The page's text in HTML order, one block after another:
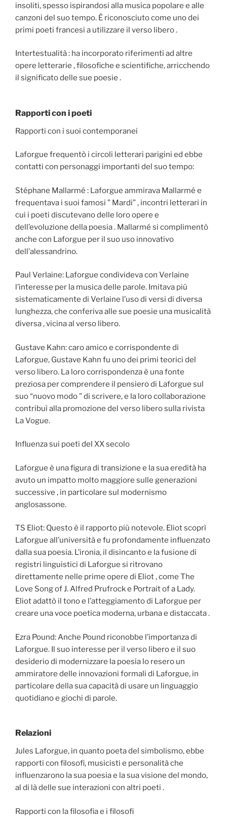
insoliti, spesso ispirandosi alla musica popolare e alle
canzoni del suo tempo. È riconosciuto come uno dei
primi poeti francesi a utilizzare il verso libero .
Intertestualità : ha incorporato riferimenti ad altre
opere letterarie , filosofiche e scientifiche, arricchendo
il significato delle sue poesie .
Rapporti con i poeti
Rapporti con i suoi contemporanei
Laforgue frequentò i circoli letterari parigini ed ebbe
contatti con personaggi importanti del suo tempo:
Stéphane Mallarmé : Laforgue ammirava Mallarmé e
frequentava i suoi famosi ” Mardi” , incontri letterari in
cui i poeti discutevano delle loro opere e
dell’evoluzione della poesia . Mallarmé si complimentò
anche con Laforgue per il suo uso innovativo
dell’alessandrino.
Paul Verlaine: Laforgue condivideva con Verlaine
l’interesse per la musica delle parole. Imitava più
sistematicamente di Verlaine l’uso di versi di diversa
lunghezza, che conferiva alle sue poesie una musicalità
diversa , vicina al verso libero.
Gustave Kahn: caro amico e corrispondente di
Laforgue, Gustave Kahn fu uno dei primi teorici del
verso libero. La loro corrispondenza è una fonte
preziosa per comprendere il pensiero di Laforgue sul
suo “nuovo modo ” di scrivere, e la loro collaborazione
contribuì alla promozione del verso libero sulla rivista
La Vogue.
Influenza sui poeti del XX secolo
Laforgue è una figura di transizione e la sua eredità ha
avuto un impatto molto maggiore sulle generazioni
successive , in particolare sul modernismo
anglosassone.
TS Eliot: Questo è il rapporto più notevole. Eliot scoprì
Laforgue all’università e fu profondamente influenzato
dalla sua poesia. L’ironia, il disincanto e la fusione di
registri linguistici di Laforgue si ritrovano
direttamente nelle prime opere di Eliot , come The
Love Song of J. Alfred Prufrock e Portrait of a Lady.
Eliot adattò il tono e l’atteggiamento di Laforgue per
creare una voce poetica moderna, urbana e distaccata .
Ezra Pound: Anche Pound riconobbe l’importanza di
Laforgue. Il suo interesse per il verso libero e il suo
desiderio di modernizzare la poesia lo resero un
ammiratore delle innovazioni formali di Laforgue, in
particolare della sua capacità di usare un linguaggio
quotidiano e giochi di parole.
Relazioni
Jules Laforgue, in quanto poeta del simbolismo, ebbe
rapporti con filosofi, musicisti e personalità che
influenzarono la sua poesia e la sua visione del mondo,
al di là delle sue interazioni con altri poeti .
Rapporti con la filosofia e i filosofi